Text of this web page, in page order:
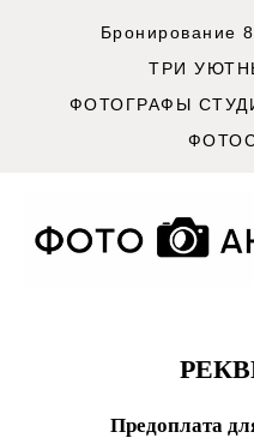
Бронирование
ТРИ
ФОТОГРАФЫ
Предоплата